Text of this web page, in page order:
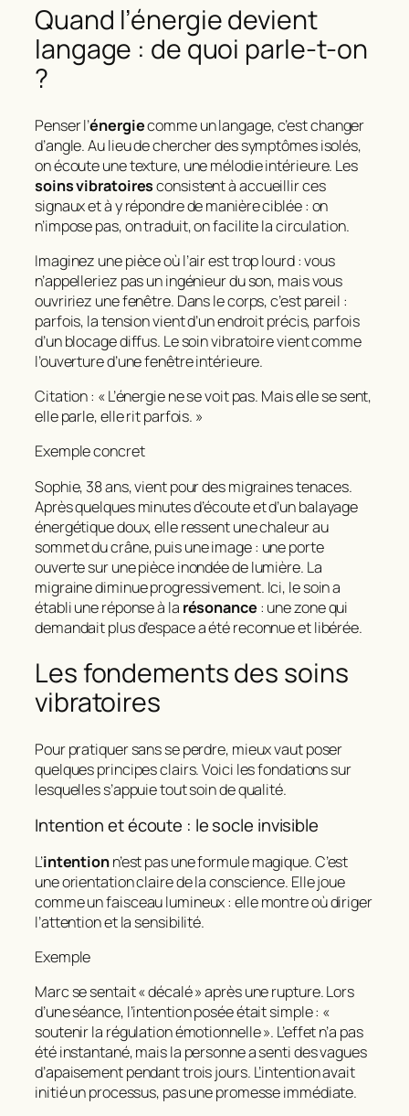
Quand l’énergie devient
langage : de quoi parle-t-on
?
Penser l’énergiecomme un langage, c’est changer
d’angle. Au lieu de chercher des symptômes isolés,
on écoute une texture, une mélodie intérieure. Les
soins vibratoiresconsistent à accueillir ces
signaux et à y répondre de manière ciblée : on
n’impose pas, on traduit, on facilite la circulation.
Imaginez une pièce où l’air est trop lourd : vous
n’appelleriez pas un ingénieur du son, mais vous
ouvririez une fenêtre. Dans le corps, c’est pareil :
parfois, la tension vient d’un endroit précis, parfois
d’un blocage diffus. Le soin vibratoire vient comme
l’ouverture d’une fenêtre intérieure.
Citation : « L’énergie ne se voit pas. Mais elle se sent,
elle parle, elle rit parfois. »
Exemple concret
Sophie, 38 ans, vient pour des migraines tenaces.
Après quelques minutes d’écoute et d’un balayage
énergétique doux, elle ressent une chaleur au
sommet du crâne, puis une image : une porte
ouverte sur une pièce inondée de lumière. La
migraine diminue progressivement. Ici, le soin a
établi une réponse à la résonance : une zone qui
demandait plus d’espace a été reconnue et libérée.
Les fondements des soins
vibratoires
Pour pratiquer sans se perdre, mieux vaut poser
quelques principes clairs. Voici les fondations sur
lesquelles s’appuie tout soin de qualité.
Intention et écoute : le socle invisible
L’intentionn’est pas une formule magique. C’est
une orientation claire de la conscience. Elle joue
comme un faisceau lumineux : elle montre où diriger
l’attention et la sensibilité.
Exemple
Marc se sentait « décalé » après une rupture. Lors
d’une séance, l’intention posée était simple : «
soutenir la régulation émotionnelle ». L’effet n’a pas
été instantané, mais la personne a senti des vagues
d’apaisement pendant trois jours. L’intention avait
initié un processus, pas une promesse immédiate.